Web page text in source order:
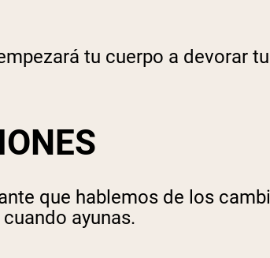
tu cuerpo a devorar
que hablemos de los
ayunas.